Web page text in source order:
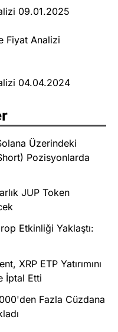
09.01.2025
Fiyat Analizi
04.04.2024
Üzerindeki
Pozisyonlarda
JUP Token
Etkinliği Yaklaştı:
XRP ETP Yatırımını
İptal Etti
Fazla Cüzdana